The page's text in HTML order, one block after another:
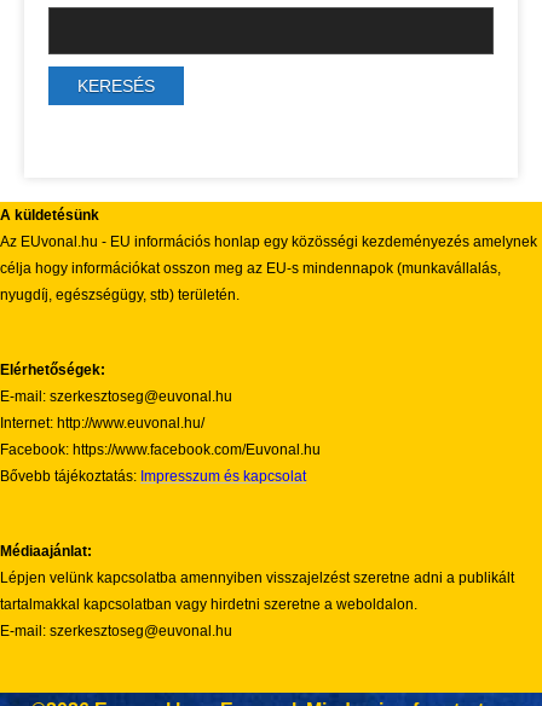
A küldetésünk
Az EUvonal.hu - EU információs honlap egy közösségi kezdeményezés amelynek
célja hogy információkat osszon meg az EU-s mindennapok (munkavállalás,
nyugdíj, egészségügy, stb) területén.
Elérhetőségek:
E-mail: szerkesztoseg@euvonal.hu
Internet: http://www.euvonal.hu/
Facebook: https://www.facebook.com/Euvonal.hu
Bővebb tájékoztatás: Impresszum és kapcsolat
Médiaajánlat:
Lépjen velünk kapcsolatba amennyiben visszajelzést szeretne adni a publikált
tartalmakkal kapcsolatban vagy hirdetni szeretne a weboldalon.
E-mail: szerkesztoseg@euvonal.hu